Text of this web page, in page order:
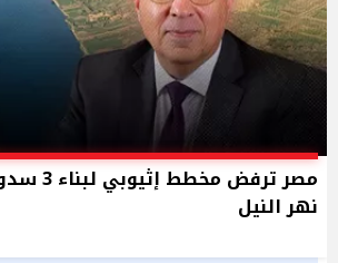
مصر
نهر النيل